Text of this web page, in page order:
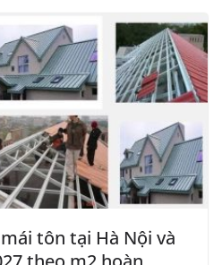
tôn tại Hà Nội và